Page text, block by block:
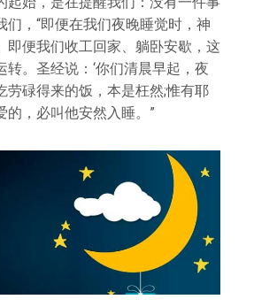
们，“即便在我们夜晚睡觉时，神
即便我们收工回家、躺卧安歇，这
转。圣经说：‘你们清晨早起，夜
劳碌得来的饭，本是枉然;惟有耶
的，必叫他安然入睡。”